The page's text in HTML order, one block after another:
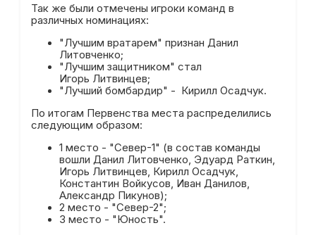
Так же были отмечены игроки команд в
различных номинациях:
"Лучшим вратарем" признан Данил
Литовченко;
"Лучшим защитником" стал
Игорь Литвинцев;
"Лучший бомбардир" - Кирилл Осадчук.
По итогам Первенства места распределились
следующим образом:
1 место - "Север-1" (в состав команды
вошли Данил Литовченко, Эдуард Раткин,
Игорь Литвинцев, Кирилл Осадчук,
Константин Войкусов, Иван Данилов,
Александр Пикунов);
2 место - "Север-2";
3 место - "Юность".